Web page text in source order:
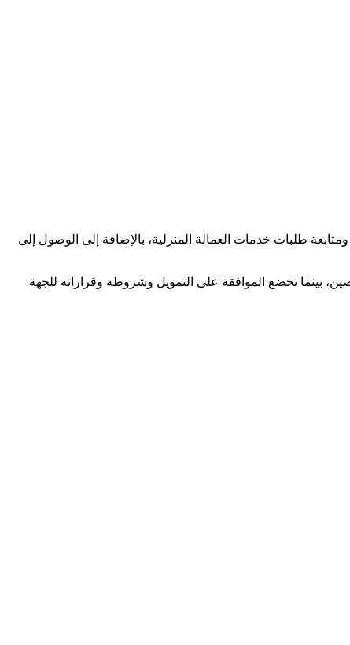
طلبات خدمات العمالة المنزلية، بالإضافة إلى الوصول إلى
بينما تخضع الموافقة على التمويل وشروطه وقراراته للجهة